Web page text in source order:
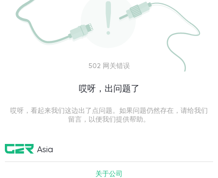
502 网关错误
哎呀，出问题了
哎呀，看起来我们这边出了点问题。如果问题仍然存在，请给我们
留言，以便我们提供帮助。
Asia
关于公司